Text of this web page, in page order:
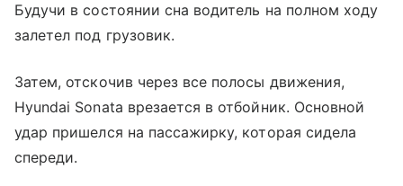
Будучи в состоянии сна водитель на полном ходу
залетел под грузовик.
Затем, отскочив через все полосы движения,
Hyundai Sonata врезается в отбойник. Основной
удар пришелся на пассажирку, которая сидела
спереди.